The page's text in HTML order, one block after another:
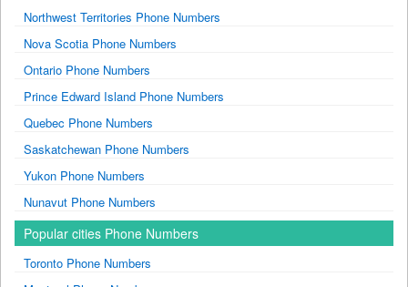
Northwest Territories Phone Numbers
Nova Scotia Phone Numbers
Ontario Phone Numbers
Prince Edward Island Phone Numbers
Quebec Phone Numbers
Saskatchewan Phone Numbers
Yukon Phone Numbers
Nunavut Phone Numbers
Popular cities Phone Numbers
Toronto Phone Numbers